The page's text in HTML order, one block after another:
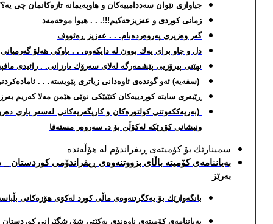
جیاوازی نێوان سه‌ددامییه‌كان و هاوپه‌یمانه‌ تازه‌كانمان چی
زمانی كوردی و عه‌زیزحه‌كیم!!!. . . هیوا موحه‌مه‌د
گه‌ر وه‌زیری په‌روه‌رده‌بام. . . عه‌زیز ڕه‌ئووف
دل و چاو برای یه‌ك بوون له‌ دایكه‌وه‌. . . باوكی هه‌لۆ گه‌رمیانی
نهێنی پیرۆزیی پێشمه‌رگه‌ له‌لای سه‌رۆك بارزانی. . رائیدی
(سفه‌یه‌) ئه‌و گونده‌ی ئاوه‌دانی زیاتری پێویسته‌. . .
ڕێبه‌ری سایته‌ كوردییه‌كان كتێبێكی نوێی هێمن مه‌لا كه‌ریم
(به‌ریه‌ككه‌وتنی كولتوره‌كان و كاریگه‌ریه‌كانی له‌سه‌ر باری
ونیشانی كۆڕێكه‌ له‌كۆڵن بۆ د. سه‌روه‌ر مسته‌فا
سمینارێك بۆ كۆمیته‌ی ڕیفراندۆم له‌ هۆڵه‌نده‌
به‌یاننامه‌ی كۆمیته‌ باڵای بزووتنه‌وه‌ی ڕیفراندۆمی
به‌رێز
بانگه‌وازێك بۆ یه‌كگرتنه‌وه‌ی ماڵی كورد له‌كوَی هۆزه‌كانی
به‌یاننامه‌ی كۆمیته‌ی ناوه‌ندی یه‌كێتی شۆڕشگێڕانی كوردستان به‌بۆنه‌ی 14 هه‌مین ساڵوه‌گه‌ڕی